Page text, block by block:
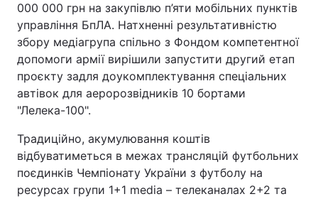
000 000 грн на закупівлю п’яти мобільних пунктів
управління БпЛА. Натхненні результативністю
збору медіагрупа спільно з Фондом компетентної
допомоги армії вирішили запустити другий етап
проєкту задля доукомплектування спеціальних
автівок для аеророзвідників 10 бортами
"Лелека-100".
Традиційно, акумулювання коштів
відбуватиметься в межах трансляцій футбольних
поєдинків Чемпіонату України з футболу на
ресурсах групи 1+1 media – телеканалах 2+2 та